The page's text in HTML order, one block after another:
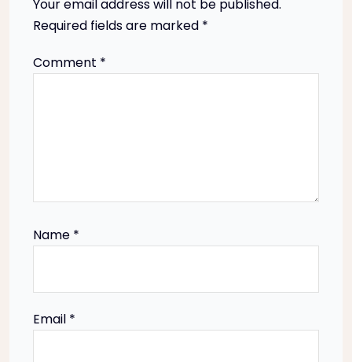
Your email address will not be published.
Required fields are marked *
Comment *
Name *
Email *